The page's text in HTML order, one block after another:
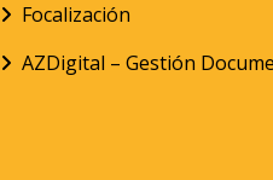
Focalización
AZDigital – Gestión